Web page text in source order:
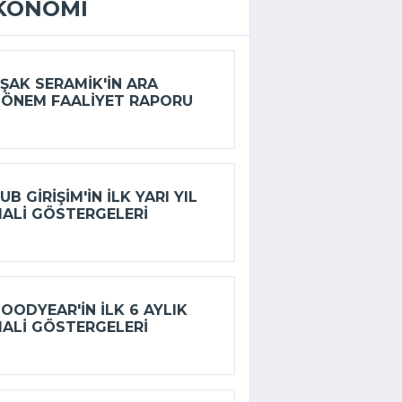
SERAMIK'IN ARA
FAALIYET RAPORU
GIRIŞIM'IN ILK YARI YIL
GÖSTERGELERI
ILK 6 AYLIK
GÖSTERGELERI